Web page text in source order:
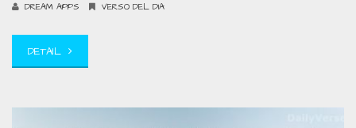
DREAM APPS VERSO DEL DIA
DETAIL